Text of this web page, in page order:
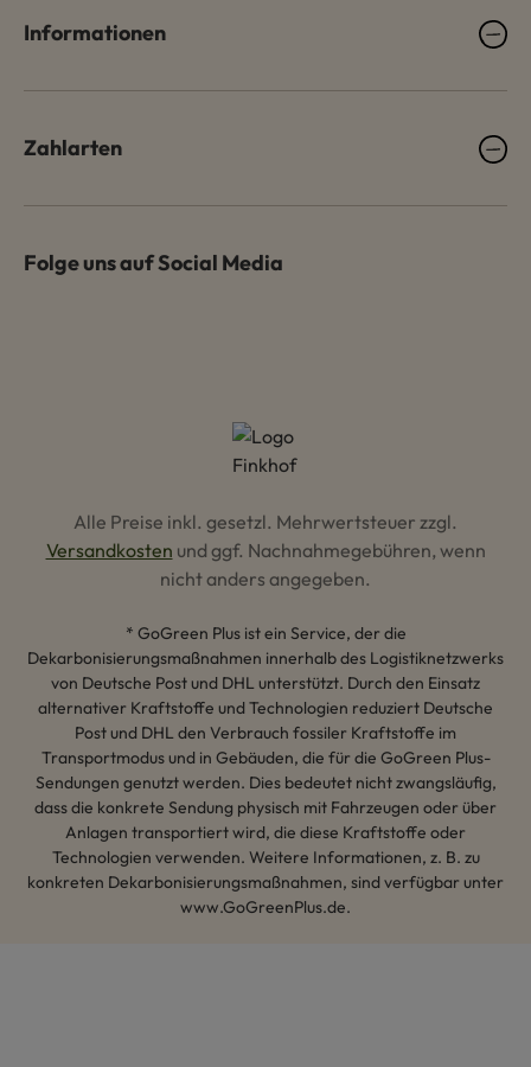
Informationen
Zahlarten
Folge uns auf Social Media
Alle Preise inkl. gesetzl. Mehrwertsteuer zzgl.
Versandkosten und ggf. Nachnahmegebühren, wenn
nicht anders angegeben.
* GoGreen Plus ist ein Service, der die
Dekarbonisierungsmaßnahmen innerhalb des Logistiknetzwerks
von Deutsche Post und DHL unterstützt. Durch den Einsatz
alternativer Kraftstoffe und Technologien reduziert Deutsche
Post und DHL den Verbrauch fossiler Kraftstoffe im
Transportmodus und in Gebäuden, die für die GoGreen Plus-
Sendungen genutzt werden. Dies bedeutet nicht zwangsläufig,
dass die konkrete Sendung physisch mit Fahrzeugen oder über
Anlagen transportiert wird, die diese Kraftstoffe oder
Technologien verwenden. Weitere Informationen, z. B. zu
konkreten Dekarbonisierungsmaßnahmen, sind verfügbar unter
www.GoGreenPlus.de.